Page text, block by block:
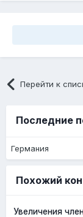
Перейти к
Последние
Германия
Похожий
Увеличения